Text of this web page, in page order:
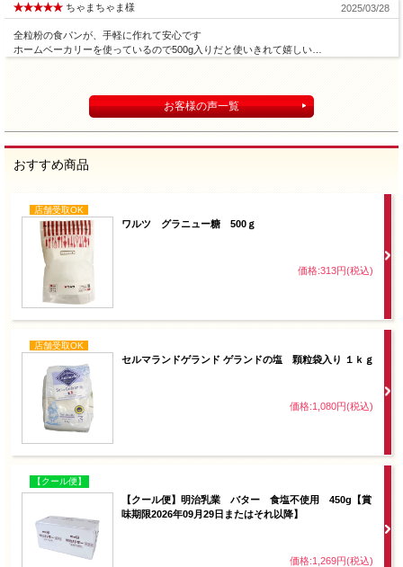
ちゃまちゃま様 2025/03/28
全粒粉の食パンが、手軽に作れて安心です
ホームベーカリーを使っているので500g入りだと使いきれて嬉しい…
お客様の声一覧
おすすめ商品
店舗受取OK
ワルツ グラニュー糖 500ｇ
価格:313円(税込)
店舗受取OK
セルマランドゲランド ゲランドの塩 顆粒袋入り １ｋｇ
価格:1,080円(税込)
【クール便】
【クール便】明治乳業 バター 食塩不使用 450g【賞
味期限2026年09月29日またはそれ以降】
価格:1,269円(税込)